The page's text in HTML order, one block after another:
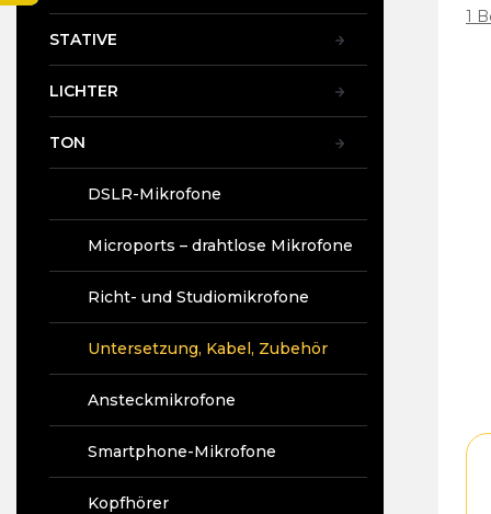
i
STATIVE
LICHTER
TON
DSLR-Mikrofone
Microports – drahtlose Mikrofone
Richt- und Studiomikrofone
Untersetzung, Kabel, Zubehör
Ansteckmikrofone
Smartphone-Mikrofone
Kopfhörer
Die
1